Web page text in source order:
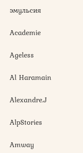
эмульсия
Academie
Ageless
Al Haramain
Alexandre.J
AlpStories
Amway